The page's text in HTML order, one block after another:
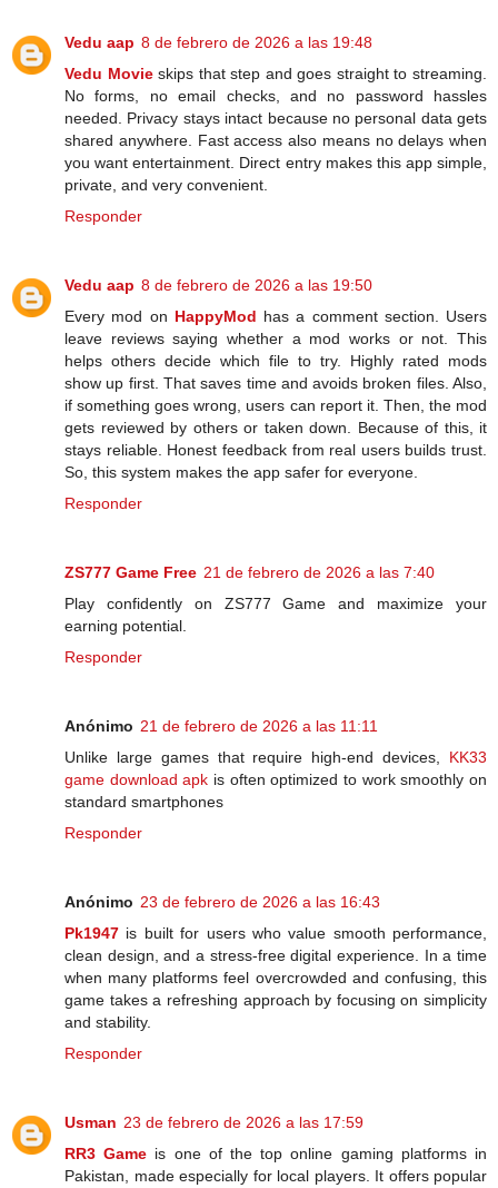
Vedu aap 8 de febrero de 2026 a las 19:48
Vedu Movieskips that step and goes straight to streaming.
No forms, no email checks, and no password hassles
needed. Privacy stays intact because no personal data gets
shared anywhere. Fast access also means no delays when
you want entertainment. Direct entry makes this app simple,
private, and very convenient.
Responder
Vedu aap 8 de febrero de 2026 a las 19:50
Every mod on HappyMod has a comment section. Users
leave reviews saying whether a mod works or not. This
helps others decide which file to try. Highly rated mods
show up first. That saves time and avoids broken files. Also,
if something goes wrong, users can report it. Then, the mod
gets reviewed by others or taken down. Because of this, it
stays reliable. Honest feedback from real users builds trust.
So, this system makes the app safer for everyone.
Responder
ZS777 Game Free 21 de febrero de 2026 a las 7:40
Play confidently on ZS777 Game and maximize your
earning potential.
Responder
Anónimo 21 de febrero de 2026 a las 11:11
Unlike large games that require high-end devices,
KK33
game download apk is often optimized to work smoothly on
standard smartphones
Responder
Anónimo 23 de febrero de 2026 a las 16:43
Pk1947 is built for users who value smooth performance,
clean design, and a stress-free digital experience. In a time
when many platforms feel overcrowded and confusing, this
game takes a refreshing approach by focusing on simplicity
and stability.
Responder
Usman 23 de febrero de 2026 a las 17:59
RR3 Game is one of the top online gaming platforms in
Pakistan, made especially for local players. It offers popular